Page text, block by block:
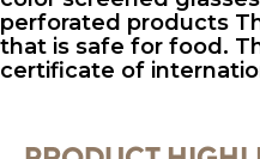
perforated products
that is safe for food.
certificate of